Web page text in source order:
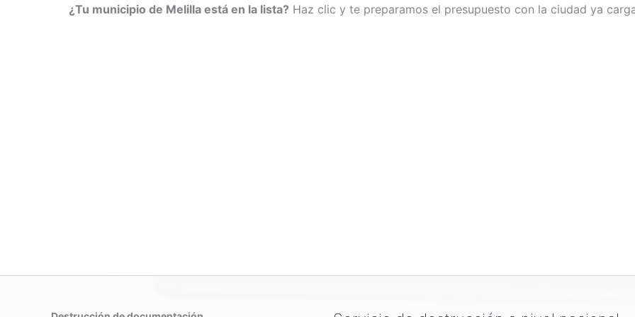
¿Tu municipio de Melilla está en la lista? Haz clic y te preparamos el presupuesto con la ciudad ya